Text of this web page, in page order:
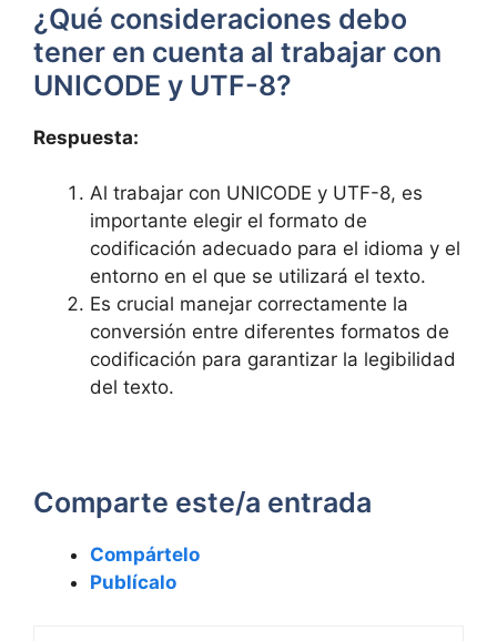
¿Qué consideraciones debo
tener en cuenta al​ trabajar con
UNICODE​ y UTF-8?
Respuesta:
Al trabajar con UNICODE y UTF-8, es
importante elegir el formato de
codificación adecuado para el idioma y​ el⁣
entorno ‍en el que se utilizará⁣ el ‌texto.
Es crucial ⁤manejar correctamente la
conversión‍ entre diferentes formatos de‍
codificación para garantizar​ la legibilidad
del texto.
Comparte este/a entrada
Compártelo
Publícalo